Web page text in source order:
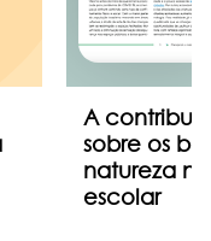
A
sobre os
natureza
escolar